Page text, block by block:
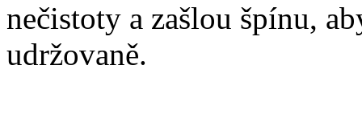
nečistoty a zašlou špínu,
udržovaně.